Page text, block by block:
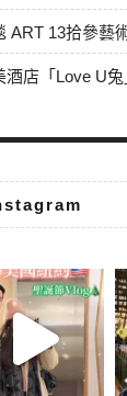
ART 13拾參藝
店「Love U